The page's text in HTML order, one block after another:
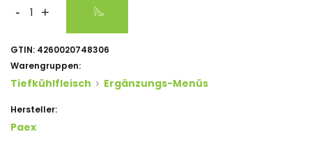
- +
GTIN: 4260020748306
Warengruppen:
Tiefkühlfleisch Ergänzungs-Menüs
Hersteller:
Paex